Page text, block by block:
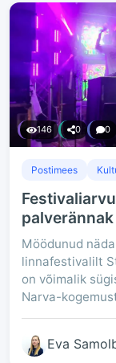
146 0 0
Postimees
Möödunud
linnafestivalilt
on võimalik
Narva-
Eva